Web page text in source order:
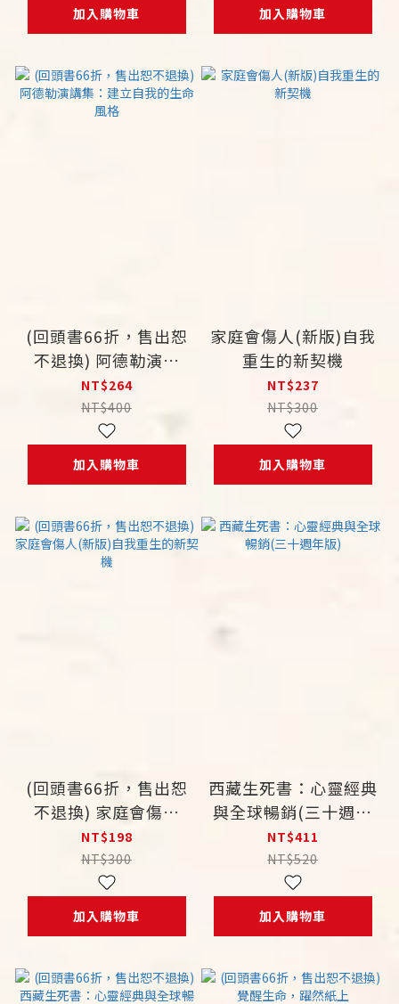
加入購物車 加入購物車
(回頭書66折，售出恕
不退換) 阿德勒演講
集：建立自我的生命風
格
NT$264
NT$400
加入購物車
家庭會傷人(新版)自我
重生的新契機
NT$237
NT$300
加入購物車
(回頭書66折，售出恕
不退換) 家庭會傷人
(新版)自我重生的新契
機
NT$198
NT$300
加入購物車
西藏生死書：心靈經典
與全球暢銷(三十週年
版)
NT$411
NT$520
加入購物車